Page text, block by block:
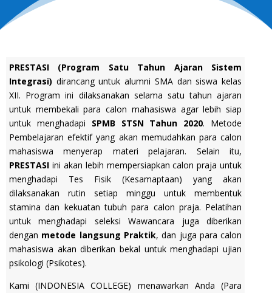
PRESTASI (Program Satu Tahun Ajaran Sistem
Integrasi) dirancang untuk alumni SMA dan siswa kelas
XII. Program ini dilaksanakan selama satu tahun ajaran
untuk membekali para calon mahasiswa agar lebih siap
untuk menghadapi SPMB STSN Tahun 2020. Metode
Pembelajaran efektif yang akan memudahkan para calon
mahasiswa menyerap materi pelajaran. Selain itu,
PRESTASI ini akan lebih mempersiapkan calon praja untuk
menghadapi Tes Fisik (Kesamaptaan) yang akan
dilaksanakan rutin setiap minggu untuk membentuk
stamina dan kekuatan tubuh para calon praja. Pelatihan
untuk menghadapi seleksi Wawancara juga diberikan
dengan metode langsung Praktik, dan juga para calon
mahasiswa akan diberikan bekal untuk menghadapi ujian
psikologi (Psikotes).
Kami (INDONESIA COLLEGE) menawarkan Anda (Para